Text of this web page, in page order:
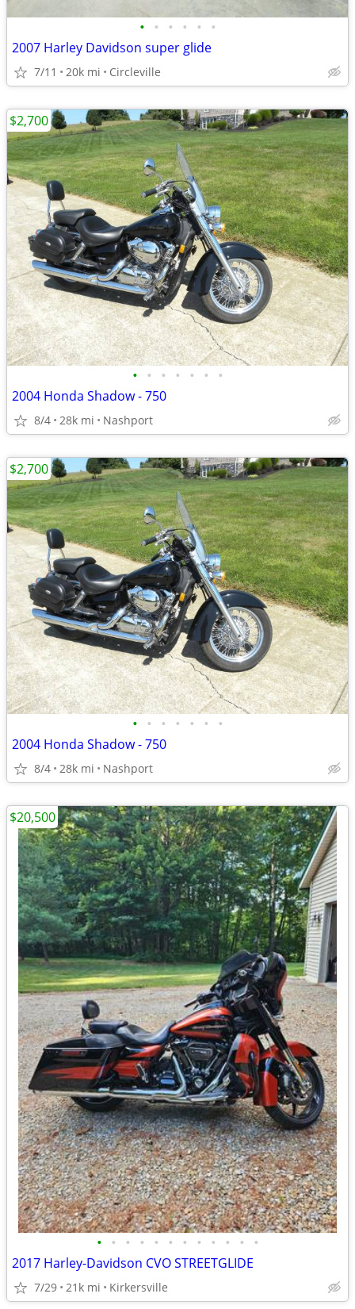
• • • • • •
2007 Harley Davidson super glide
7/11 20k mi Circleville
• • • • • • •
2004 Honda Shadow - 750
8/4 28k mi Nashport
$2,700
• • • • • • •
2004 Honda Shadow - 750
8/4 28k mi Nashport
$2,700
• • • • • • • • • • • •
2017 Harley-Davidson CVO STREETGLIDE
7/29 21k mi Kirkersville
$20,500